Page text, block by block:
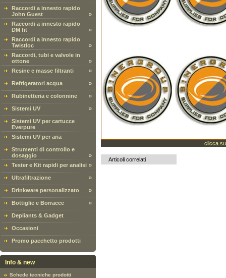
Raccordi a innesto rapido
John Guest
»
Raccordi a innesto rapido
DM fit
»
Raccordi a innesto rapido
Twistloc
»
Raccordi, tubi e valvole in
ottone
»
Resine e masse filtranti
»
Refrigeratori acqua »
Rubinetteria e colonnine »
Sistemi UV »
Sistemi UV per cartucce
Everpure
Sistemi UV per aria
Strumenti di controllo e
dosaggio
»
Tester e Kit rapidi per analisi »
Ultrafiltrazione »
Drinkware personalizzato »
Bottiglie e Borracce »
Depliants & Gadget
Occasioni
Promo pacchetto prodotti
Info & new
Schede tecniche prodotti
clicca
Articoli correlati